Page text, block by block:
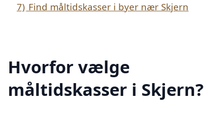
7) Find måltidskasser i byer nær Skjern
Hvorfor vælge
måltidskasser i Skjern?